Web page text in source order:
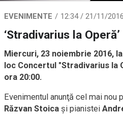
EVENIMENTE 12:34 / 21/11/2016
‘Stradivarius la Operă’
Miercuri, 23 noiembrie 2016,
loc Concertul "Stradivarius la
ora 20:00.
Evenimentul anunţă cel mai nou
Răzvan Stoica şi pianistei